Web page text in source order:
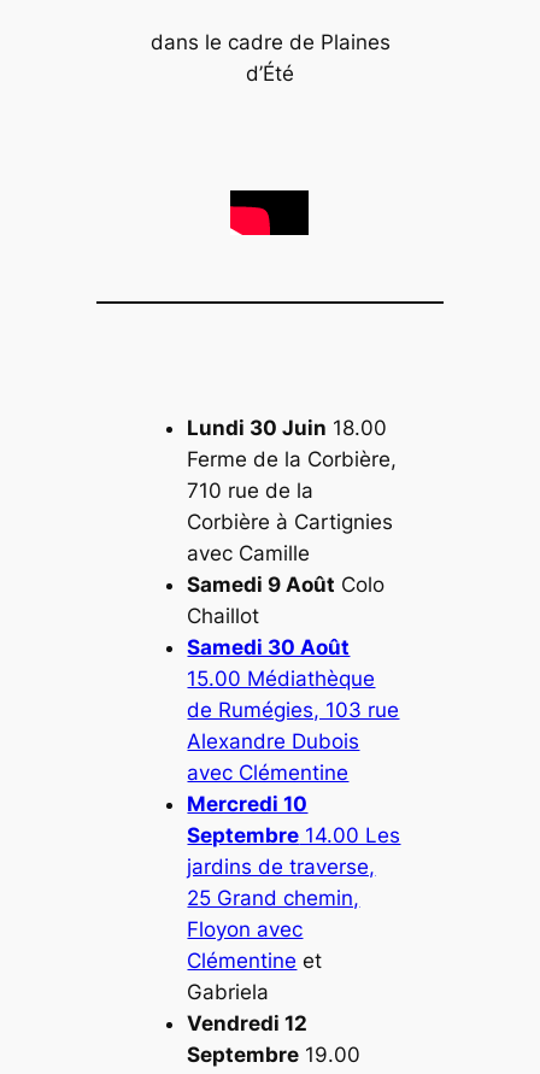
dans le cadre de Plaines
d’Été
Lundi 30 Juin 18.00
Ferme de la Corbière,
710 rue de la
Corbière à Cartignies
avec Camille
Samedi 9 Août Colo
Chaillot
Samedi 30 Août
15.00 Médiathèque
de Rumégies, 103 rue
Alexandre Dubois
avec Clémentine
Mercredi 10
Septembre 14.00 Les
jardins de traverse,
25 Grand chemin,
Floyon avec
Clémentine et
Gabriela
Vendredi 12
Septembre 19.00